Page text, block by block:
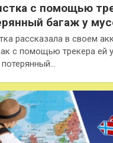
с помощью
багаж у
рассказала в своем
с помощью трекера ей
потерянный…